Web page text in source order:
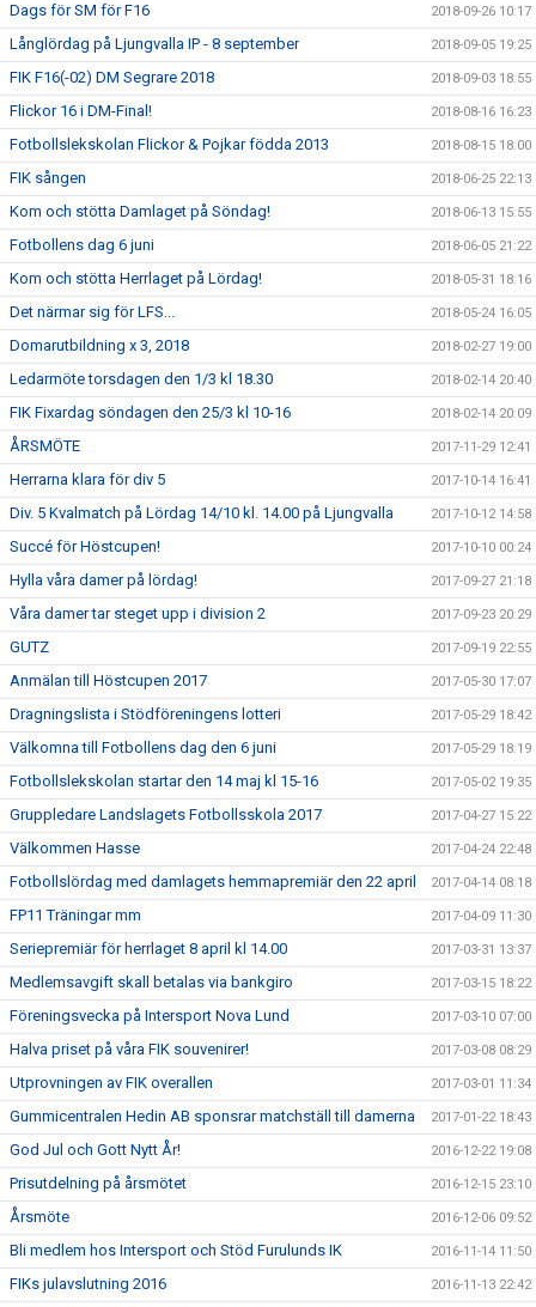
Dags för SM för F16 2018-09-26 10:17
Långlördag på Ljungvalla IP - 8 september 2018-09-05 19:25
FIK F16(-02) DM Segrare 2018 2018-09-03 18:55
Flickor 16 i DM-Final! 2018-08-16 16:23
Fotbollslekskolan Flickor & Pojkar födda 2013 2018-08-15 18:00
FIK sången 2018-06-25 22:13
Kom och stötta Damlaget på Söndag! 2018-06-13 15:55
Fotbollens dag 6 juni 2018-06-05 21:22
Kom och stötta Herrlaget på Lördag! 2018-05-31 18:16
Det närmar sig för LFS... 2018-05-24 16:05
Domarutbildning x 3, 2018 2018-02-27 19:00
Ledarmöte torsdagen den 1/3 kl 18.30 2018-02-14 20:40
FIK Fixardag söndagen den 25/3 kl 10-16 2018-02-14 20:09
ÅRSMÖTE 2017-11-29 12:41
Herrarna klara för div 5 2017-10-14 16:41
Div. 5 Kvalmatch på Lördag 14/10 kl. 14.00 på Ljungvalla 2017-10-12 14:58
Succé för Höstcupen! 2017-10-10 00:24
Hylla våra damer på lördag! 2017-09-27 21:18
Våra damer tar steget upp i division 2 2017-09-23 20:29
GUTZ 2017-09-19 22:55
Anmälan till Höstcupen 2017 2017-05-30 17:07
Dragningslista i Stödföreningens lotteri 2017-05-29 18:42
Välkomna till Fotbollens dag den 6 juni 2017-05-29 18:19
Fotbollslekskolan startar den 14 maj kl 15-16 2017-05-02 19:35
Gruppledare Landslagets Fotbollsskola 2017 2017-04-27 15:22
Välkommen Hasse 2017-04-24 22:48
Fotbollslördag med damlagets hemmapremiär den 22 april 2017-04-14 08:18
FP11 Träningar mm 2017-04-09 11:30
Seriepremiär för herrlaget 8 april kl 14.00 2017-03-31 13:37
Medlemsavgift skall betalas via bankgiro 2017-03-15 18:22
Föreningsvecka på Intersport Nova Lund 2017-03-10 07:00
Halva priset på våra FIK souvenirer! 2017-03-08 08:29
Utprovningen av FIK overallen 2017-03-01 11:34
Gummicentralen Hedin AB sponsrar matchställ till damerna 2017-01-22 18:43
God Jul och Gott Nytt År! 2016-12-22 19:08
Prisutdelning på årsmötet 2016-12-15 23:10
Årsmöte 2016-12-06 09:52
Bli medlem hos Intersport och Stöd Furulunds IK 2016-11-14 11:50
FIKs julavslutning 2016 2016-11-13 22:42